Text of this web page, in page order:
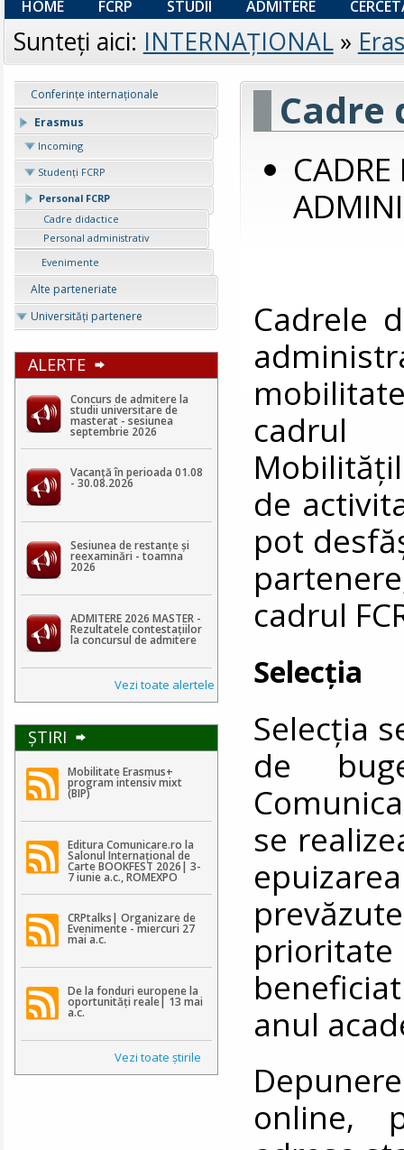
HOME FCRP STUDII ADMITERE
Sunteţi aici: INTERNAȚIONAL»
Conferințe internaționale
Erasmus
Incoming
Studenți FCRP
Personal FCRP
Cadre didactice
Personal administrativ
Evenimente
Alte parteneriate
Universități partenere
ALERTE
Concurs de admitere la
studii universitare de
masterat - sesiunea
septembrie 2026
Vacanță în perioada 01.08
- 30.08.2026
Sesiunea de restanțe și
reexaminări - toamna
2026
ADMITERE 2026 MASTER -
Rezultatele contestaţiilor
la concursul de admitere
Vezi toate alertele
ŞTIRI
Mobilitate Erasmus+
program intensiv mixt
(BIP)
Editura Comunicare.ro la
Salonul Internațional de
Carte BOOKFEST 2026| 3-
7 iunie a.c., ROMEXPO
CRPtalks| Organizare de
Evenimente - miercuri 27
mai a.c.
De la fonduri europene la
oportunități reale| 13 mai
a.c.
Vezi toate ştirile
Cadre
Cadrele
cadrul
de
pot
cadrul
Selecția
Selecţia
de
se
anul
online,